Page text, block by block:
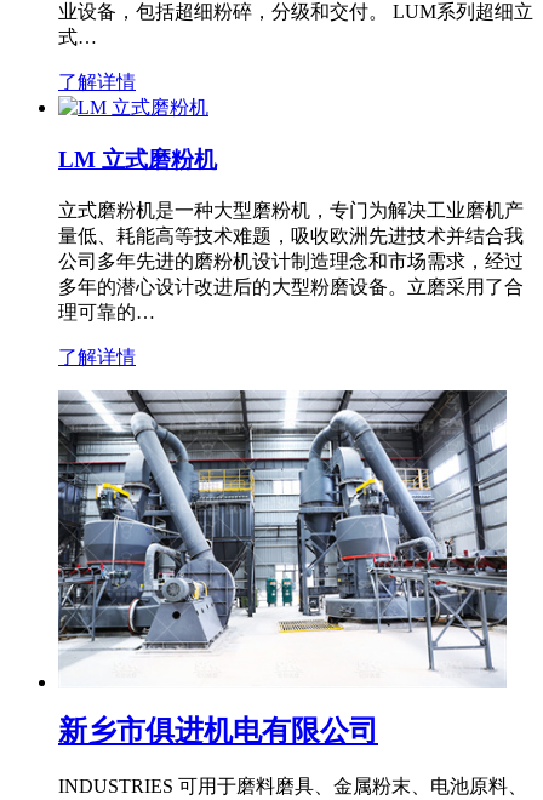
业设备，包括超细粉碎，分级和交付。 LUM系列超细立
式…
了解详情
LM 立式磨粉机
立式磨粉机是一种大型磨粉机，专门为解决工业磨机产
量低、耗能高等技术难题，吸收欧洲先进技术并结合我
公司多年先进的磨粉机设计制造理念和市场需求，经过
多年的潜心设计改进后的大型粉磨设备。立磨采用了合
理可靠的…
了解详情
新乡市俱进机电有限公司
INDUSTRIES 可用于磨料磨具、金属粉末、电池原料、